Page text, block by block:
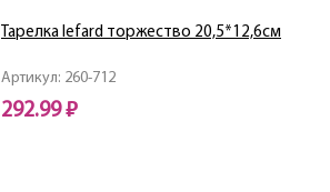
Артикул: 260-712
Тарелка lefard торжество 20,5*12,6см
292.99 ₽